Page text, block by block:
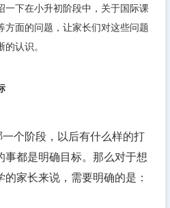
一下在小升初阶段中，关于国际课
方面的问题，让家长们对这些问题
认识。
个阶段，以后有什么样的打
事都是明确目标。那么对于想
的家长来说，需要明确的是：